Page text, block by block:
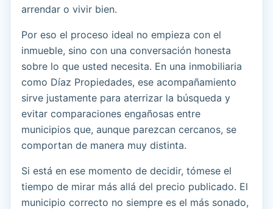
arrendar o vivir bien.
Por eso el proceso ideal no empieza con el
inmueble, sino con una conversación honesta
sobre lo que usted necesita. En una inmobiliaria
como Díaz Propiedades, ese acompañamiento
sirve justamente para aterrizar la búsqueda y
evitar comparaciones engañosas entre
municipios que, aunque parezcan cercanos, se
comportan de manera muy distinta.
Si está en ese momento de decidir, tómese el
tiempo de mirar más allá del precio publicado. El
municipio correcto no siempre es el más sonado,